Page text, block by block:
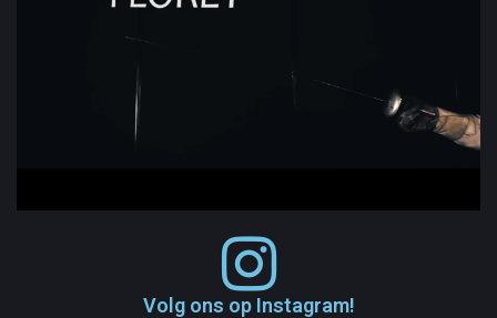
Volg ons op Instagram!